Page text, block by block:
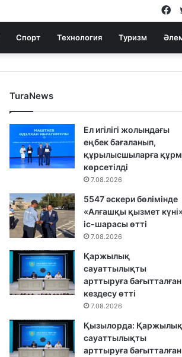
Спорт Технология Туризм
TuraNews
Ел игілігі жолындағы
еңбек бағаланып,
құрылысшыларға
көрсетілді
7.08.2026
5547 әскери бөлімінде
«Алғашқы қызмет
іс-шарасы өтті
7.08.2026
Қаржылық
сауаттылықты
арттыруға бағытталған
кездесу өтті
7.08.2026
Қызылорда: Қаржылық
сауаттылықты
арттыруға бағытталған